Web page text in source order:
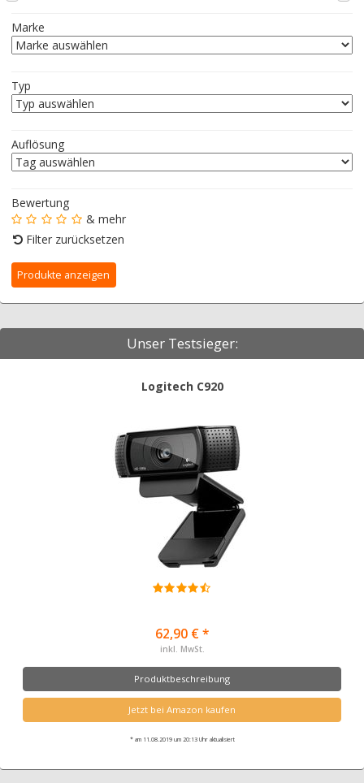
Marke
Typ
Auflösung
Bewertung
& mehr
Filter zurücksetzen
Unser Testsieger:
Logitech C920
62,90 € *
inkl. MwSt.
Produktbeschreibung
Jetzt bei Amazon kaufen
* am 11.08.2019 um 20:13 Uhr aktualisiert